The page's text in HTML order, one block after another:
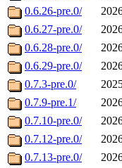
0.6.26-pre.0/
0.6.27-pre.0/
0.6.28-pre.0/
0.6.29-pre.0/
0.7.3-pre.0/
0.7.9-pre.1/
0.7.10-pre.0/
0.7.12-pre.0/
0.7.13-pre.0/